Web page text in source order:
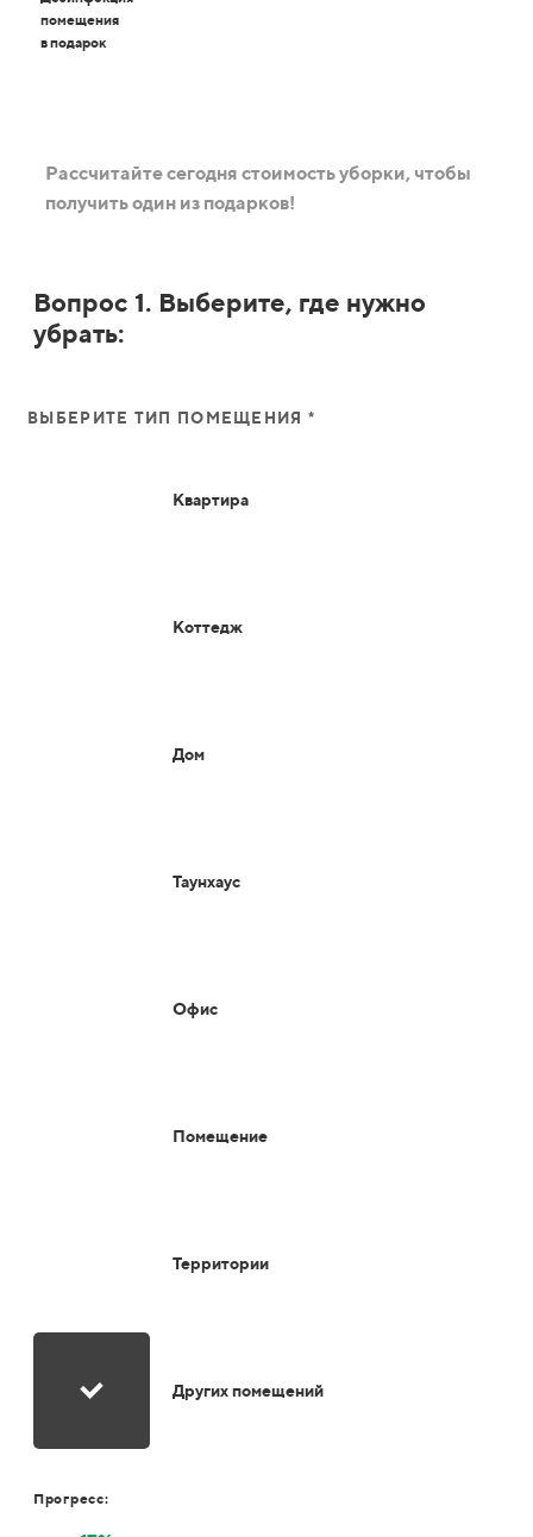
помещения
в подарок
Рассчитайте сегодня стоимость уборки, чтобы
получить один из подарков!
Вопрос 1. Выберите, где нужно
убрать:
ВЫБЕРИТЕ ТИП ПОМЕЩЕНИЯ *
Квартира
Коттедж
Дом
Таунхаус
Офис
Помещение
Территории
Других помещений
Прогресс: